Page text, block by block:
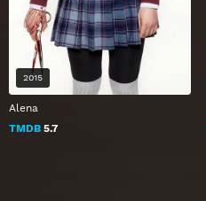
Alena
TMDB 5.7
2015